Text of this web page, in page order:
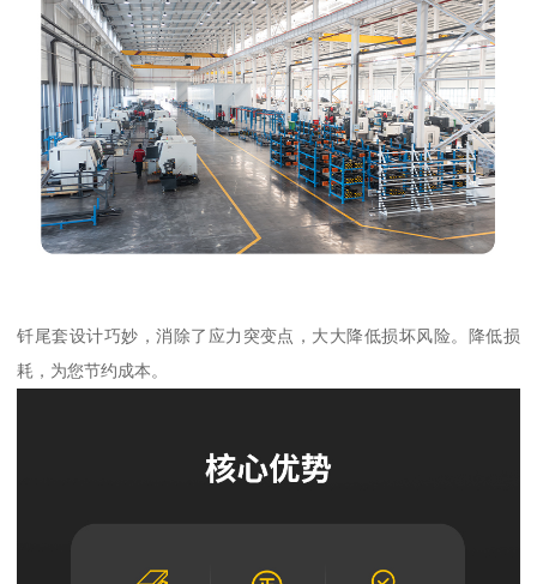
钎尾套设计巧妙，消除了应力突变点，大大降低损坏风险。降低损
耗，为您节约成本。